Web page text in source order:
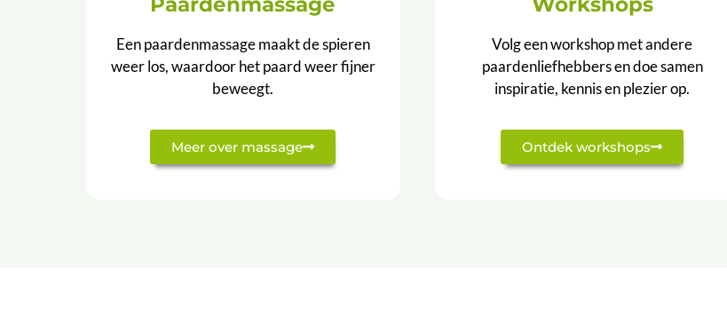
Een paardenmassage maakt de spieren
weer los, waardoor het paard weer fijner
beweegt.
Meer over massage
Volg een workshop met andere
paardenliefhebbers en doe samen
inspiratie, kennis en plezier op.
Ontdek workshops